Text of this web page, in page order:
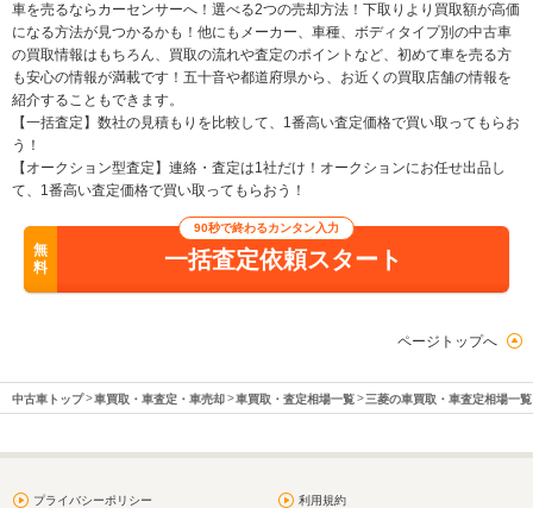
車を売るならカーセンサーへ！選べる2つの売却方法！下取りより買取額が高価
になる方法が見つかるかも！他にもメーカー、車種、ボディタイプ別の中古車
の買取情報はもちろん、買取の流れや査定のポイントなど、初めて車を売る方
も安心の情報が満載です！五十音や都道府県から、お近くの買取店舗の情報を
紹介することもできます。
【一括査定】数社の見積もりを比較して、1番高い査定価格で買い取ってもらお
う！
【オークション型査定】連絡・査定は1社だけ！オークションにお任せ出品し
て、1番高い査定価格で買い取ってもらおう！
無
料
90秒で終わるカンタン入力
一括査定依頼スタート
ページトップへ
中古車トップ 車買取・車査定・車売却 車買取・査定相場一覧 三菱の車買取・車査定相場一覧
プライバシーポリシー 利用規約